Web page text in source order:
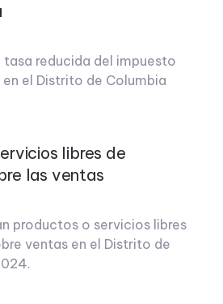
tasa reducida del impuesto
el Distrito de Columbia
libres de
las ventas
productos o servicios libres
ventas en el Distrito de